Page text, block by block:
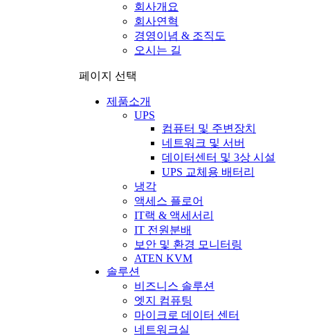
회사개요
회사연혁
경영이념 & 조직도
오시는 길
페이지 선택
제품소개
UPS
컴퓨터 및 주변장치
네트워크 및 서버
데이터센터 및 3상 시설
UPS 교체용 배터리
냉각
액세스 플로어
IT랙 & 액세서리
IT 전원분배
보안 및 환경 모니터링
ATEN KVM
솔루션
비즈니스 솔루션
엣지 컴퓨팅
마이크로 데이터 센터
네트워크실